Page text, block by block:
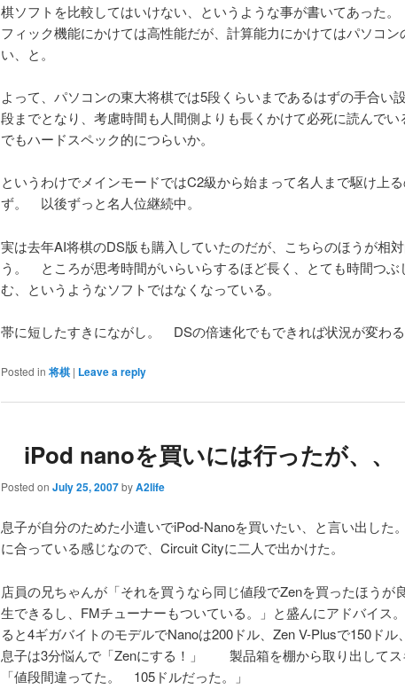
棋ソフトを比較してはいけない、というような事が書いてあった
フィック機能にかけては高性能だが、計算能力にかけてはパソコン
い、と。
よって、パソコンの東大将棋では5段くらいまであるはずの手合い
段までとなり、考慮時間も人間側よりも長くかけて必死に読んで
でもハードスペック的につらいか。
というわけでメインモードではC2級から始まって名人まで駆け上
ず。 以後ずっと名人位継続中。
実は去年AI将棋のDS版も購入していたのだが、こちらのほうが相
う。 ところが思考時間がいらいらするほど長く、とても時間つぶ
む、というようなソフトではなくなっている。
帯に短したすきにながし。 DSの倍速化でもできれば状況が変わ
Posted in 将棋 | Leave a reply
iPod nanoを買いには行ったが、、
Posted on July 25, 2007byA2life
息子が自分のためた小遣いでiPod-Nanoを買いたい、と言い出し
に合っている感じなので、Circuit Cityに二人で出かけた。
店員の兄ちゃんが「それを買うなら同じ値段でZenを買ったほうが
生できるし、FMチューナーもついている。」と盛んにアドバイ
ると4ギガバイトのモデルでNanoは200ドル、Zen V-Plusで150ド
息子は3分悩んで「Zenにする！」 製品箱を棚から取り出してス
「値段間違ってた。 105ドルだった。」